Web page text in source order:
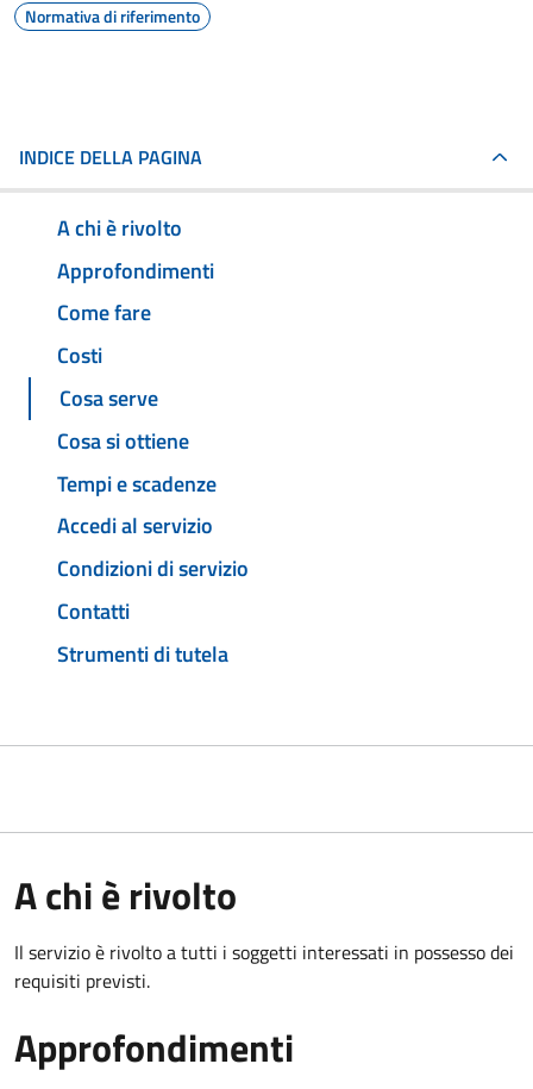
Normativa di riferimento
INDICE DELLA PAGINA
A chi è rivolto
Approfondimenti
Come fare
Costi
Cosa serve
Cosa si ottiene
Tempi e scadenze
Accedi al servizio
Condizioni di servizio
Contatti
Strumenti di tutela
A chi è rivolto
Il servizio è rivolto a tutti i soggetti interessati in possesso dei
requisiti previsti.
Approfondimenti